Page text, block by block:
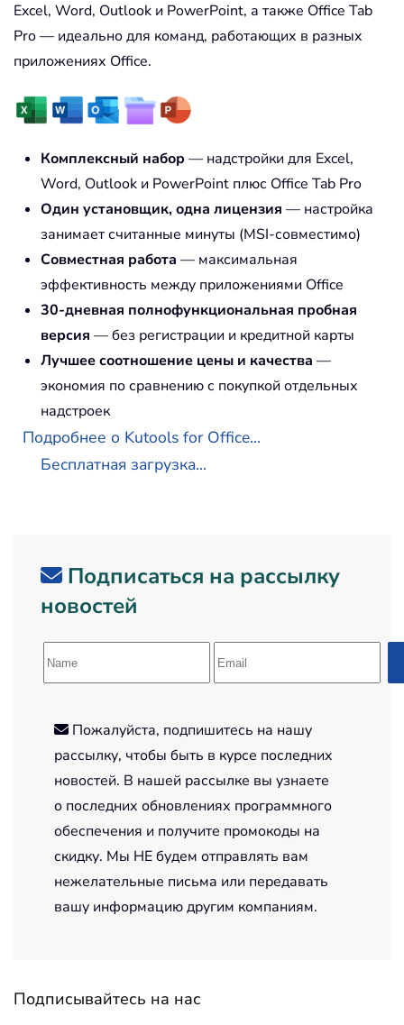
Excel, Word, Outlook и PowerPoint, а также Office Tab
Pro — идеально для команд, работающих в разных
приложениях Office.
Комплексный набор — надстройки для Excel,
Word, Outlook и PowerPoint плюс Office Tab Pro
Один установщик, одна лицензия — настройка
занимает считанные минуты (MSI-совместимо)
Совместная работа — максимальная
эффективность между приложениями Office
30-дневная полнофункциональная пробная
версия — без регистрации и кредитной карты
Лучшее соотношение цены и качества —
экономия по сравнению с покупкой отдельных
надстроек
Подробнее о Kutools for Office...
Бесплатная загрузка...
Подписаться на рассылку
новостей
Пожалуйста, подпишитесь на нашу
рассылку, чтобы быть в курсе последних
новостей. В нашей рассылке вы узнаете
о последних обновлениях программного
обеспечения и получите промокоды на
скидку. Мы НЕ будем отправлять вам
нежелательные письма или передавать
вашу информацию другим компаниям.
Подписывайтесь на нас